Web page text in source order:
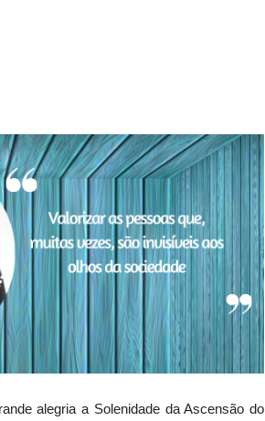
alegria a Solenidade da Ascensão do